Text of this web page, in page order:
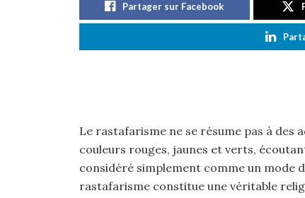
Partager sur Facebook
Le rastafarisme ne se résume pas à des
couleurs rouges, jaunes et verts,
considéré simplement comme un mode
rastafarisme constitue une véritable